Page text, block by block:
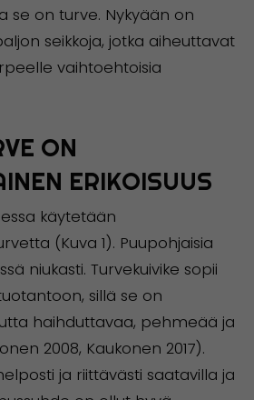
se on turve. Nykyään on
seikkoja, jotka aiheuttavat
vaihtoehtoisia
ON
ERIKOISUUS
käytetään
(Kuva 1). Puupohjaisia
niukasti. Turvekuivike sopii
sillä se on
haihduttavaa, pehmeää ja
2008, Kaukonen 2017).
ja riittävästi saatavilla ja